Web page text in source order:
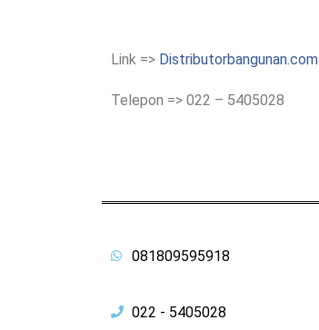
Link => Distributorbangunan.com
Telepon => 022 – 5405028
081809595918
022 - 5405028